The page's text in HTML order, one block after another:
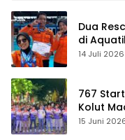
Dua
di
Best
14 Juli 2026
767
Kolut
Trofi
15 Juni